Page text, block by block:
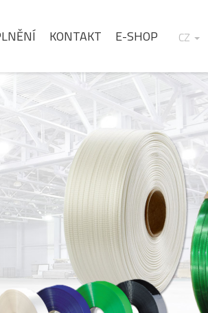
KONTAKT E-SHOP CZ